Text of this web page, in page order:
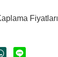
Fiyatları